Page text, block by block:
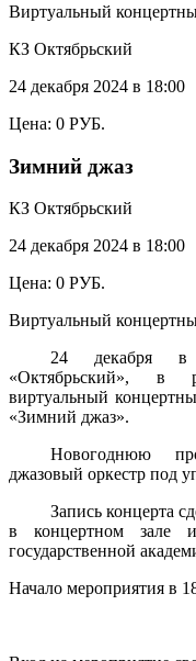
Виртуальный
КЗ Октябрьский
24 декабря 2024 в 18:00
Цена: 0 РУБ.
Зимний джаз
КЗ Октябрьский
24 декабря 2024 в 18:00
Цена: 0 РУБ.
Виртуальный
24 декабря в
«Октябрьский», в
виртуальный
«Зимний джаз».
Новогоднюю
джазовый оркестр под
Запись концерта
в концертном зале
государственной
Начало мероприятия в